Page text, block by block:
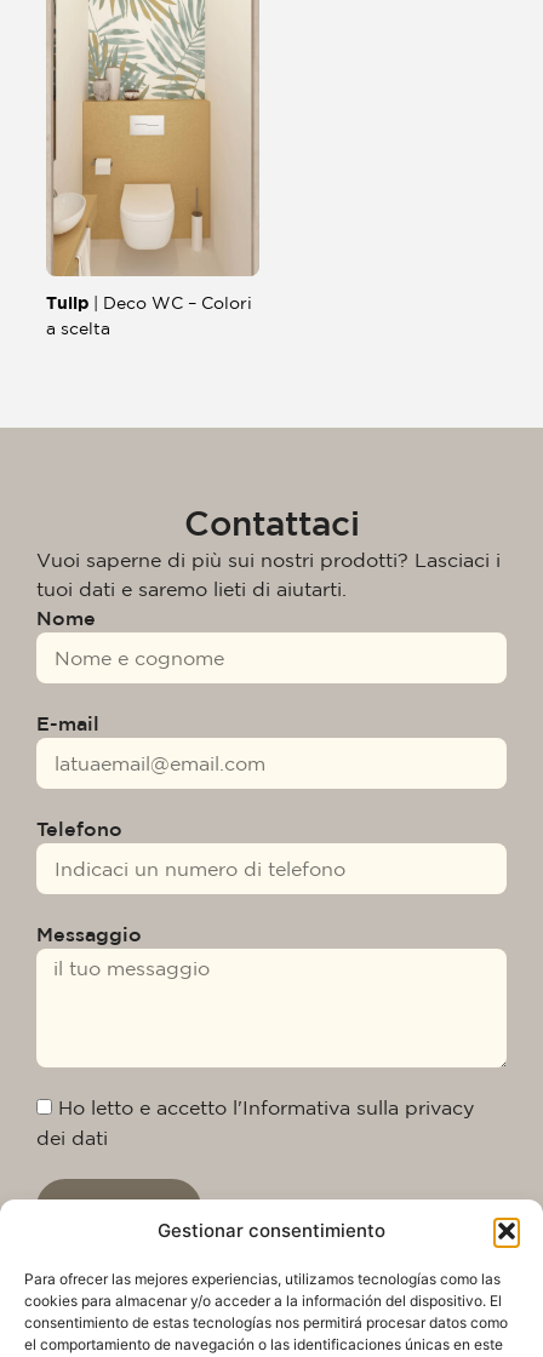
Gestionar consentimiento
Para ofrecer las mejores experiencias, utilizamos tecnologías como las
cookies para almacenar y/o acceder a la información del dispositivo. El
consentimiento de estas tecnologías nos permitirá procesar datos como
el comportamiento de navegación o las identificaciones únicas en este
Tulip| Deco WC – Colori
a scelta
Contattaci
Vuoi saperne di più sui nostri prodotti? Lasciaci i
tuoi dati e saremo lieti di aiutarti.
Nome
E-mail
Telefono
Messaggio
Ho letto e accetto l'Informativa sulla privacy
dei dati